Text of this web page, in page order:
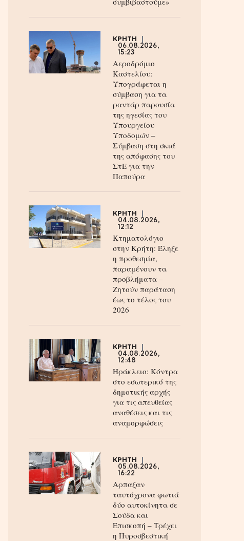
ΚΡΗΤΗ
06.08.2026,
15:23
Αεροδρόμιο
Καστελίου:
Υπογράφεται η
σύμβαση για τα
ραντάρ παρουσία
της ηγεσίας του
Υπουργείου
Υποδομών –
Σύμβαση στη σκιά
της απόφασης του
ΣτΕ για την
Παπούρα
ΚΡΗΤΗ
04.08.2026,
12:12
Κτηματολόγιο
στην Κρήτη: Έληξε
η προθεσμία,
παραμένουν τα
προβλήματα –
Ζητούν παράταση
έως το τέλος του
2026
ΚΡΗΤΗ
04.08.2026,
12:48
Ηράκλειο: Κόντρα
στο εσωτερικό της
δημοτικής αρχής
για τις απευθείας
αναθέσεις και τις
αναμορφώσεις
ΚΡΗΤΗ
05.08.2026,
16:22
Αρπαξαν
ταυτόχρονα φωτιά
δύο αυτοκίνητα σε
Σούδα και
Επισκοπή – Τρέχει
η Πυροσβεστική